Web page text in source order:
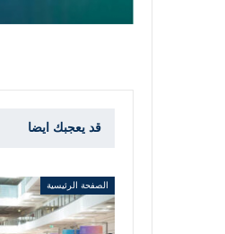
قد يعجبك ايضا
الصفحة الرئيسية